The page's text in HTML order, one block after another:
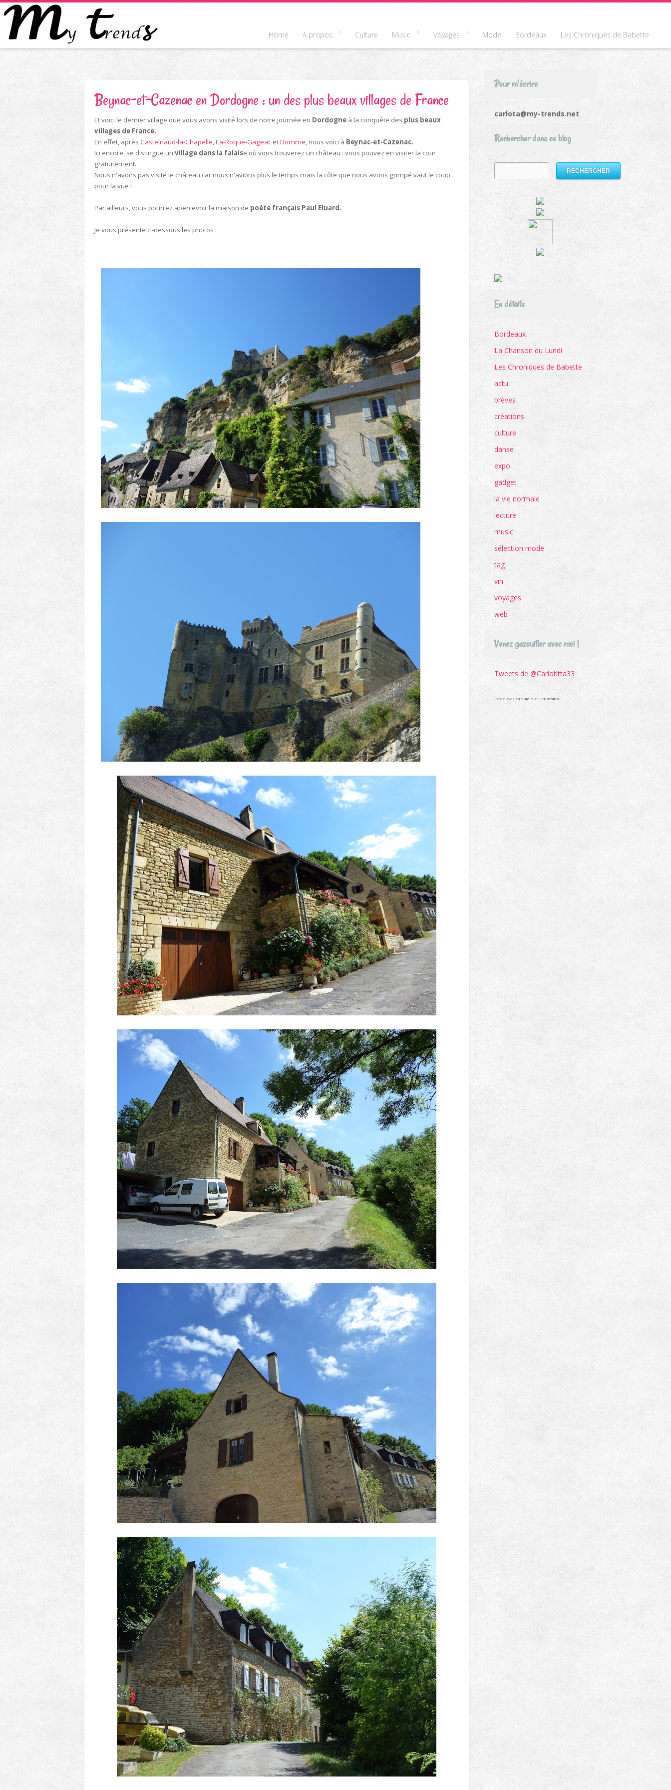
Home A propos Culture Music Voyages Mode Bordeaux Les Chroniques de Babette
Beynac-et-Cazenac en Dordogne : un des plus beaux villages de France
Et voici le dernier village que vous avons visité lors de notre journée en Dordogne à la conquête des plus beaux
villages de France.
En effet, après Castelnaud-la-Chapelle,La-Roque-Gageac etDomme, nous voici à Beynac-et-Cazenac.
Ici encore, se distingue un village dans la falaise où vous trouverez un château : vous pouvez en visiter la cour
gratuitement.
Nous n'avons pas visité le château car nous n'avions plus le temps mais la côte que nous avons grimpé vaut le coup
pour la vue !
Par ailleurs, vous pourrez apercevoir la maison de poète français Paul Eluard.
Je vous présente ci-dessous les photos :
Pour m'écrire
carlota@my-trends.net
Rechercher dans ce blog
En détails
Bordeaux
La Chanson du Lundi
Les Chroniques de Babette
actu
brèves
créations
culture
danse
expo
gadget
la vie normale
lecture
music
sélection mode
tag
vin
voyages
web
Venez gazouiller avec moi !
Tweets de @Carlotitta33
Retrouvez carlota surHellocoton